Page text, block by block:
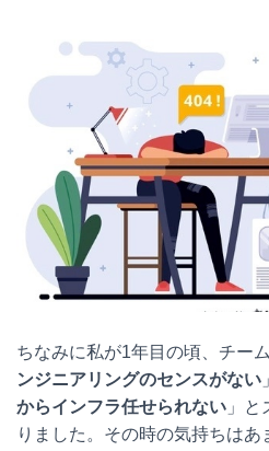
ちなみに私が1年目の頃、チー
ンジニアリングのセンスがない
からインフラ任せられない 」
りました。その時の気持ちは